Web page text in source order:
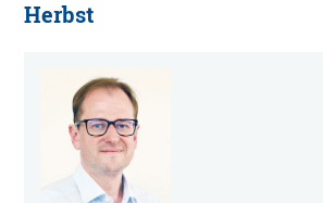
Herbst